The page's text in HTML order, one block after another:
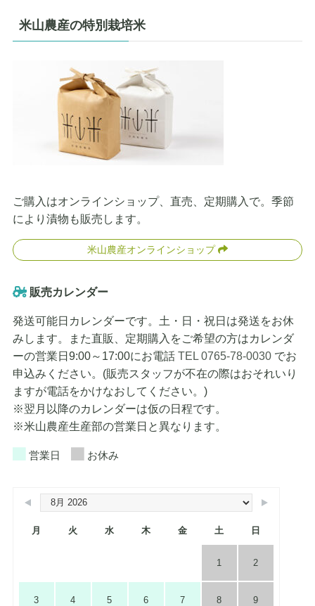
米山農産の特別栽培米
ご購入はオンラインショップ、直売、定期購入で。季節
により漬物も販売します。
米山農産オンラインショップ
販売カレンダー
発送可能日カレンダーです。土・日・祝日は発送をお休
みします。また直販、定期購入をご希望の方はカレンダ
ーの営業日9:00～17:00にお電話 TEL 0765-78-0030でお
申込みください。(販売スタッフが不在の際はおそれいり
ますが電話をかけなおしてください。)
※翌月以降のカレンダーは仮の日程です。
※米山農産生産部の営業日と異なります。
営業日 お休み
月 火 水 木 金 土 日
1 2
3 4 5 6 7 8 9